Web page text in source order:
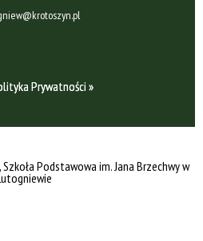
Prywatności »
, Szkoła Podstawowa im. Jana Brzechwy w